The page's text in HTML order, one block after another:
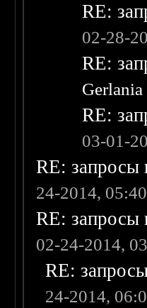
RE:
02-28-
RE:
Gerlania
RE:
03-01-
RE: запросы
24-2014,
RE: запросы
02-24-2014,
RE:
24-2014,